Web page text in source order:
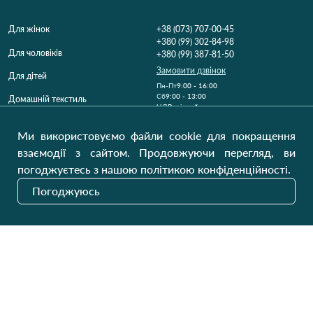
Для жінок
Для чоловіків
Для дітей
Домашній текстиль
+38 (073) 707-00-45
+380 (99) 302-84-98
+380 (99) 387-81-50
Замовити дзвінок
Пн-Пт9:00 - 16:00
Cб9:00 - 13:00
НДВихідний
Україна, Луцьк, 43000
Наші оновлення
Надіслати
Ми використовуємо файли cookie для покращення
взаємодії з сайтом. Продовжуючи перегляд, ви
погоджуєтесь з нашою політикою конфіденційності.
Погоджуюсь